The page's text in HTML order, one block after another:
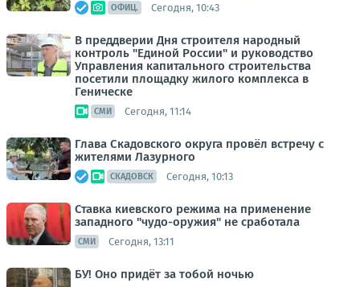
ОФИЦ. Сегодня, 10:43
В преддверии Дня строителя народный
контроль "Единой России" и руководство
Управления капитального строительства
посетили площадку жилого комплекса в
Геническе
СМИ Сегодня, 11:14
Глава Скадовского округа провёл встречу с
жителями Лазурного
СКАДОВСК Сегодня, 10:13
Ставка киевского режима на применение
западного "чудо-оружия" не сработала
СМИ Сегодня, 13:11
БУ! Оно придёт за тобой ночью